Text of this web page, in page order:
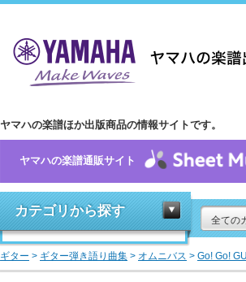
ヤマハの楽譜ほか出版商品の情報サイトです。
ヤマハの楽譜通販サイト
カテゴリから探す
全ての
ギター > ギター弾き語り曲集 > オムニバス > Go! Go!